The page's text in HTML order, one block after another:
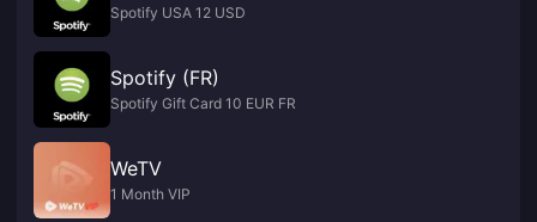
Spotify USA 12 USD
Spotify (FR)
Spotify Gift Card 10 EUR FR
WeTV
1 Month VIP